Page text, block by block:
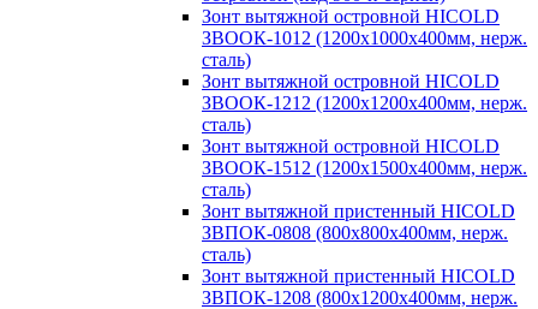
Зонт вытяжной островной HICOLD
ЗВООК-1012 (1200х1000х400мм, нерж.
сталь)
Зонт вытяжной островной HICOLD
ЗВООК-1212 (1200x1200x400мм, нерж.
сталь)
Зонт вытяжной островной HICOLD
ЗВООК-1512 (1200х1500х400мм, нерж.
сталь)
Зонт вытяжной пристенный HICOLD
ЗВПОК-0808 (800х800х400мм, нерж.
сталь)
Зонт вытяжной пристенный HICOLD
ЗВПОК-1208 (800х1200х400мм, нерж.